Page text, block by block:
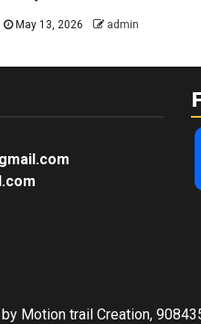
May 13, 2026 admin
Motion trail Creation,